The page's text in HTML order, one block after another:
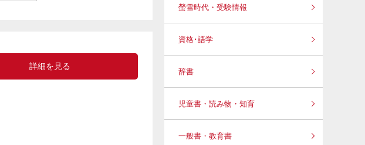
詳細を見る
螢雪時代・受験情報
資格･語学
辞書
児童書・読み物・知育
一般書・教育書